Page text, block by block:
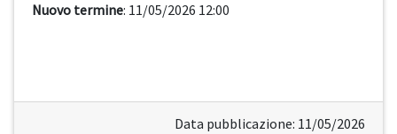
Nuovo termine: 11/05/2026 12:00
Data pubblicazione: 11/05/2026